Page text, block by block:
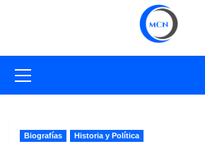
primario
Biografías Historia y Política